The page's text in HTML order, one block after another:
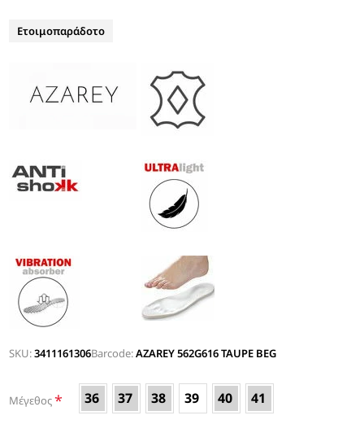
Ετοιμοπαράδοτο
SKU:3411161306Barcode:AZAREY 562G616 TAUPE BEG
Μέγεθος* 36 37 38 39 40 41